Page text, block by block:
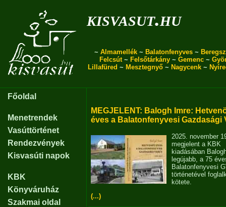
kisvasut.hu
~ Almamellék ~ Balatonfenyves ~
Felcsút~ Felsőtárkány ~ Gemenc ~
Lillafüred ~ Mesztegnyő ~ Nagycenk ~
Főoldal
Menetrendek
Vasúttörténet
Rendezvények
Kisvasúti napok
KBK
Könyváruház
Szakmai oldal
MEGJELENT: Balogh Imre:
éves a Balatonfenyvesi Gazdasági
2025. november
megjelent a KBK
kiadásában
legújabb, a 75
Balatonfenyvesi
történetével
kötete.
(...)